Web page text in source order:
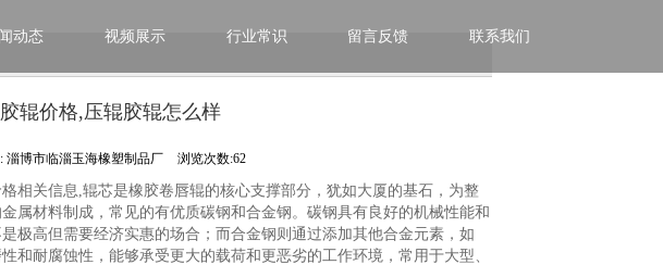
动态 视频展示 行业常识 留言反馈 联系我们
辊价格,压辊胶辊怎么样
:淄博市临淄玉海橡塑制品厂 浏览次数:62
相关信息,辊芯是橡胶卷唇辊的核心支撑部分，犹如大厦的基石，为整
属材料制成，常见的有优质碳钢和合金钢。碳钢具有良好的机械性能和
极高但需要经济实惠的场合；而合金钢则通过添加其他合金元素，如
和耐腐蚀性，能够承受更大的载荷和更恶劣的工作环境，常用于大型、